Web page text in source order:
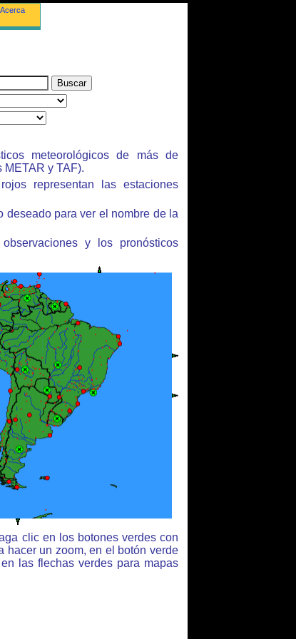
Acerca
meteorológicos de más de
METAR y TAF).
representan las estaciones
deseado para ver el nombre de la
y los pronósticos
clic en los botones verdes con
hacer un zoom, en el botón verde
las flechas verdes para mapas